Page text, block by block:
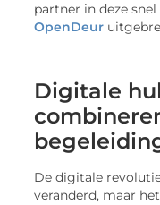
partner in deze
OpenDeur
Digitale
De digitale
veranderd, maar